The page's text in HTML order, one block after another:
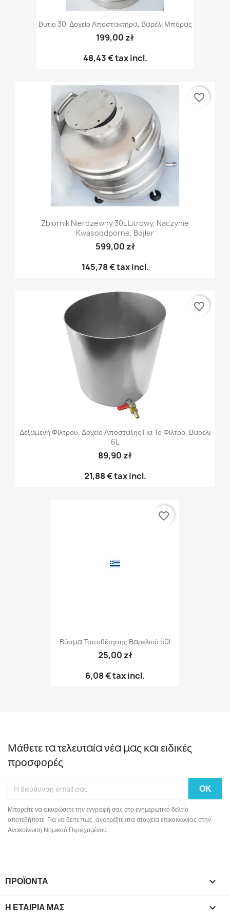
Βυτίο 30l Δοχείο Αποστακτήρα, Βαρέλι Μπύρας
199,00 zł
48,43 €tax incl.
Zbiornik Nierdzewny 30L Litrowy, Naczynie
Kwasoodporne, Bojler
599,00 zł
145,78 €tax incl.
favorite_border
Δεξαμενή Φίλτρου, Δοχείο Απόσταξης Για Το Φίλτρο, Βαρέλι
6L
89,90 zł
21,88 €tax incl.
favorite_border
Βύσμα Τοποθέτησης Βαρελιού 50l
25,00 zł
6,08 €tax incl.
favorite_border
Μάθετε τα τελευταία νέα μας και ειδικές
προσφορές
Μπορείτε να ακυρώσετε την εγγραφή σας στο ενημερωτικό δελτίο
οποτεδήποτε. Για να δείτε πώς, ανατρέξτε στα στοιχεία επικοινωνίας στην
Ανακοίνωση Νομικού Περιεχομένου.
ΠΡΟΪΌΝΤΑ 
Η ΕΤΑΙΡΊΑ ΜΑΣ 